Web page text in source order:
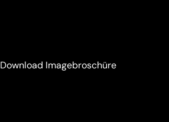
Download Imagebroschüre